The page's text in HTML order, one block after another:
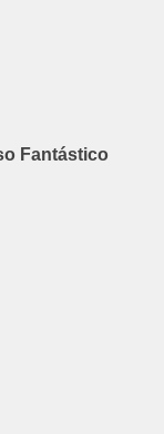
Fantástico